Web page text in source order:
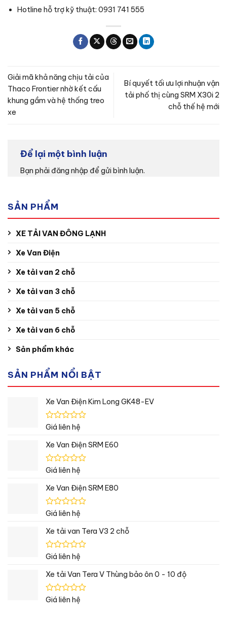
Hotline hỗ trợ kỹ thuật: 0931 741 555
Giải mã khả năng chịu tải của
Thaco Frontier nhờ kết cấu
khung gầm và hệ thống treo
xe
Bí quyết tối ưu lợi nhuận vận
tải phố thị cùng SRM X30i 2
chỗ thế hệ mới
Để lại một bình luận
Bạn phải đăng nhập để gửi bình luận.
SẢN PHẨM
XE TẢI VAN ĐÔNG LẠNH
Xe Van Điện
Xe tải van 2 chỗ
Xe tải van 3 chỗ
Xe tải van 5 chỗ
Xe tải van 6 chỗ
Sản phẩm khác
SẢN PHẨM NỔI BẬT
Xe Van Điện Kim Long GK48-EV
Được
hạng
5
sao
Giá liên hệ
Xe Van Điện SRM E60
Được
hạng
5
sao
Giá liên hệ
Xe Van Điện SRM E80
Được
hạng
5
sao
Giá liên hệ
Xe tải van Tera V3 2 chỗ
Được
hạng
5
sao
Giá liên hệ
Xe tải Van Tera V Thùng bảo ôn 0 - 10 độ
Được
Giá liên hệ